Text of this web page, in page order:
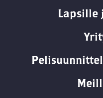
Lapsille